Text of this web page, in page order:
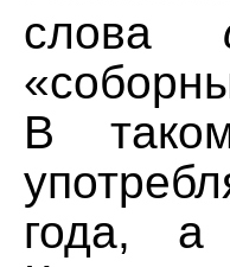
слова
В
года,